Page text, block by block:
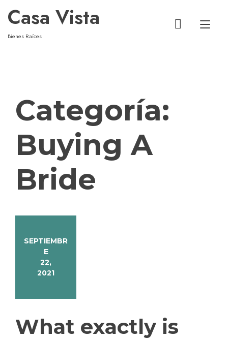
Casa Vista
Bienes Raíces
Categoría:
Buying A
Bride
SEPTIEMBR
E
22,
2021
What exactly is